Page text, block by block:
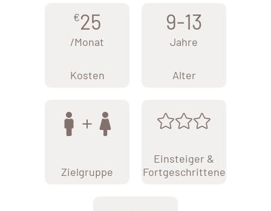
€25
/Monat
Kosten
9-13
Jahre
Alter
Zielgruppe
Einsteiger &
Fortgeschrittene